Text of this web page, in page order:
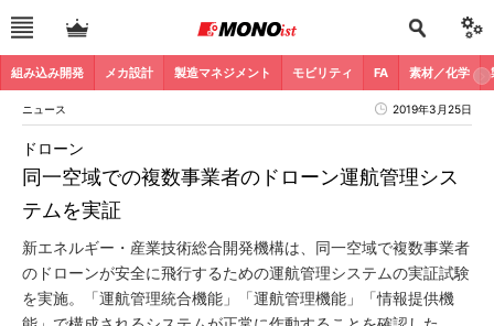
組み込み開発 メカ設計 製造マネジメント モビリティ FA 素材／化学
ニュース 2019年3月25日
同一空域での複数事業者のドローン運航管理シス
テムを実証
ドローン
新エネルギー・産業技術総合開発機構は、同一空域で複数事業者
のドローンが安全に飛行するための運航管理システムの実証試験
を実施。「運航管理統合機能」「運航管理機能」「情報提供機